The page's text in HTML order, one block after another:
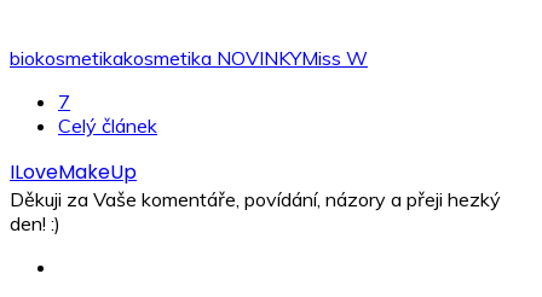
biokosmetikakosmetika NOVINKYMiss W
7
Celý článek
ILoveMakeUp
Děkuji za Vaše komentáře, povídání, názory a přeji hezký
den! :)